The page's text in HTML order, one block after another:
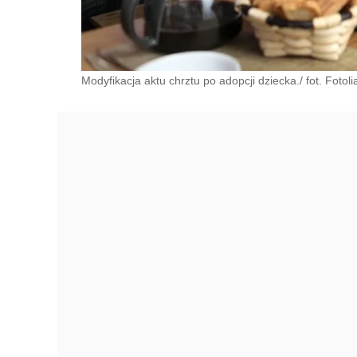
Modyfikacja aktu chrztu po adopcji dziecka./ fot.